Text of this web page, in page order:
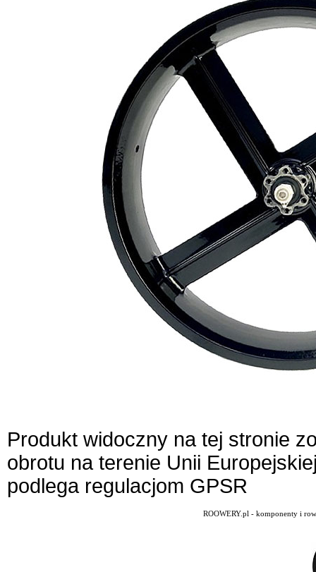
Produkt widoczny na tej stronie
obrotu na terenie Unii
podlega regulacjom GPSR
ROOWERY.pl - komponenty i